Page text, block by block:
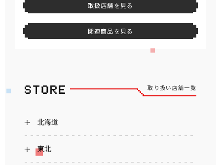
取扱店舗を見る
関連商品を見る
取り扱い店舗一覧
北海道
東北